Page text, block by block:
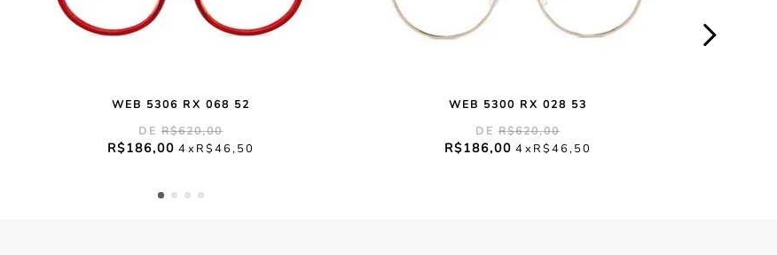
WEB 5306 RX 068 52
R$620,00
R$186,00 4 R$46,50
WEB 5300 RX 028 53
R$620,00
R$186,00 4 R$46,50